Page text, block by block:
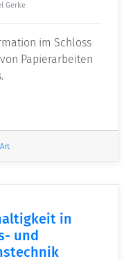
Gerke
im Schloss
Papierarbeiten
Art
in
und